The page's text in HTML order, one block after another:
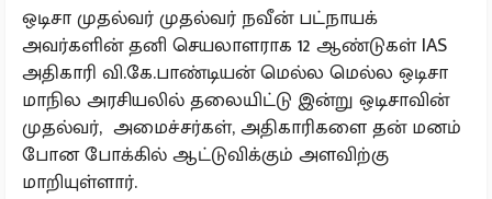
ஒடிசா முதல்வர் முதல்வர் நவீன் பட்நாயக்
அவர்களின் தனி செயலாளராக 12 ஆண்டுகள் IAS
அதிகாரி வி.கே.பாண்டியன் மெல்ல மெல்ல ஒடிசா
மாநில அரசியலில் தலையிட்டு இன்று ஒடிசாவின்
முதல்வர், அமைச்சர்கள், அதிகாரிகளை தன் மனம்
போன போக்கில் ஆட்டுவிக்கும் அளவிற்கு
மாறியுள்ளார்.